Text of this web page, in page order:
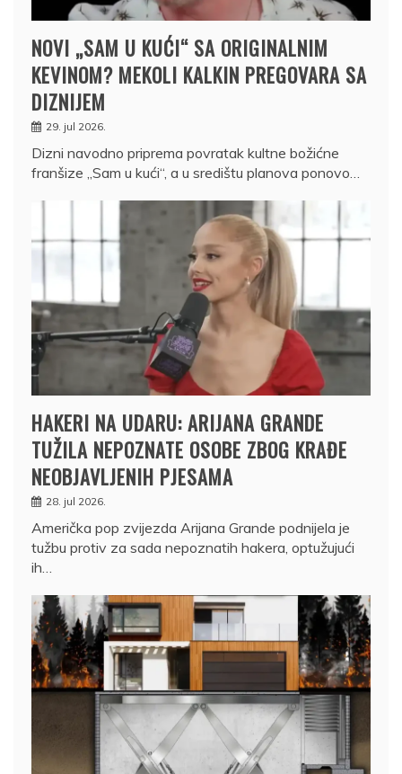
NOVI „SAM U KUĆI“ SA ORIGINALNIM
KEVINOM? MEKOLI KALKIN PREGOVARA SA
DIZNIJEM
29. jul 2026.
Dizni navodno priprema povratak kultne božićne
franšize „Sam u kući“, a u središtu planova ponovo…
HAKERI NA UDARU: ARIJANA GRANDE
TUŽILA NEPOZNATE OSOBE ZBOG KRAĐE
NEOBJAVLJENIH PJESAMA
28. jul 2026.
Američka pop zvijezda Arijana Grande podnijela je
tužbu protiv za sada nepoznatih hakera, optužujući
ih…